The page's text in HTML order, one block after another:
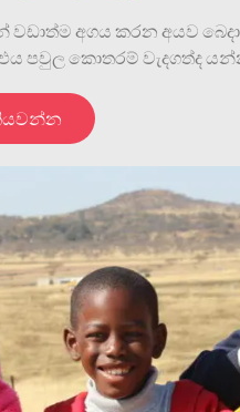
අගය කරන අයව
පවුල කොතරම් වැදගත්ද